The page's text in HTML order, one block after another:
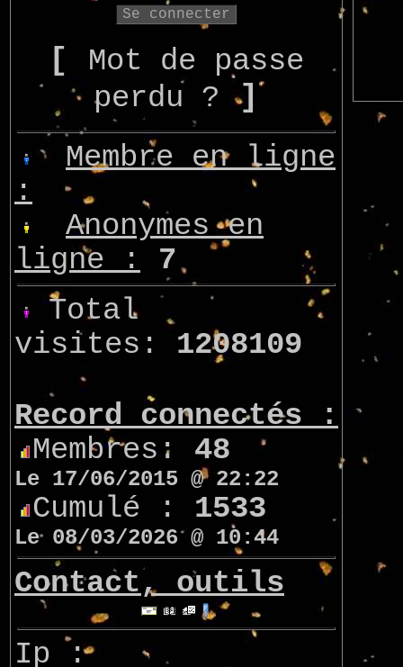
[ Mot de passe
perdu ? ]
Membre en ligne
:
Anonymes en
ligne :
7
Total
visites:
1208109
Record connectés :
Membres: 48
Le 17/06/2015 @ 22:22
Cumulé : 1533
Le 08/03/2026 @ 10:44
Contact, outils
Ip :